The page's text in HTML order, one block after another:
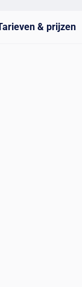
& prijzen